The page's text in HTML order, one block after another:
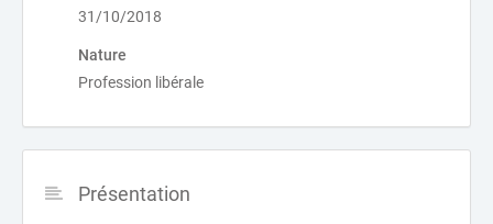
31/10/2018
Nature
Profession libérale
Présentation